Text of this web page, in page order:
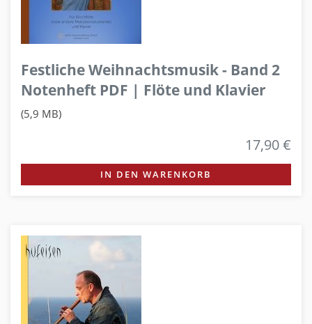
Festliche Weihnachtsmusik - Band 2
Notenheft PDF | Flöte und Klavier
(5,9 MB)
17,90 €
IN DEN WARENKORB